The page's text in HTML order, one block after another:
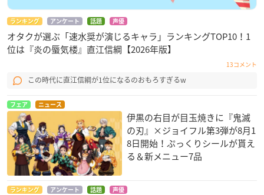
ランキング アンケート 話題 声優
オタクが選ぶ「速水奨が演じるキャラ」ランキングTOP10！1
位は『炎の蜃気楼』直江信綱【2026年版】
13コメント
この時代に直江信綱が1位になるのおもろすぎるw
フェア ニュース
伊黒の右目が目玉焼きに『鬼滅
の刃』×ジョイフル第3弾が8月1
8日開始！ぷっくりシールが貰え
る＆新メニュー7品
ランキング アンケート 話題 声優